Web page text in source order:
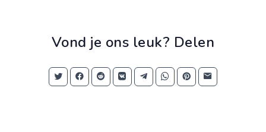
Vond je ons leuk? Delen